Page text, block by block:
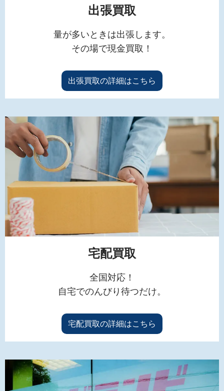
出張買取
量が多いときは出張します。
その場で現金買取！
出張買取の詳細はこちら
宅配買取
全国対応！
自宅でのんびり待つだけ。
宅配買取の詳細はこちら